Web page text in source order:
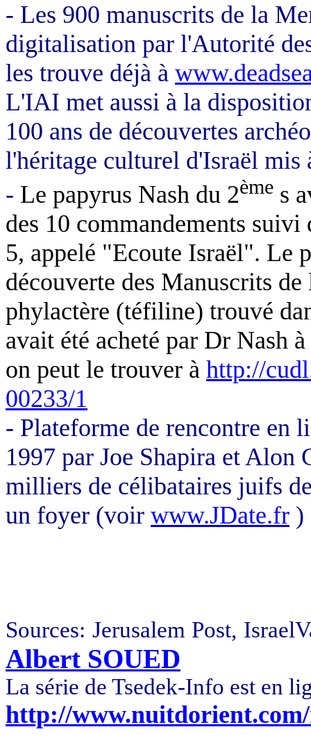
- Les 900 manuscrits de la
digitalisation par l'Autorité
les trouve déjà à
L'IAI met aussi à la
100 ans de découvertes
l'héritage culturel d'Israël mis
- Le papyrus Nash du 2ème s
des 10 commandements
5, appelé "Ecoute Israël". Le
découverte des Manuscrits
phylactère (téfiline) trouvé
avait été acheté par Dr Nash
on peut le trouver à http://
00233/1
- Plateforme de rencontre en
1997 par Joe Shapira et Alon
milliers de célibataires juifs
un foyer (voir www.JDate.fr )
Sources: Jerusalem Post,
Albert SOUED
La série de Tsedek-Info est en
http://